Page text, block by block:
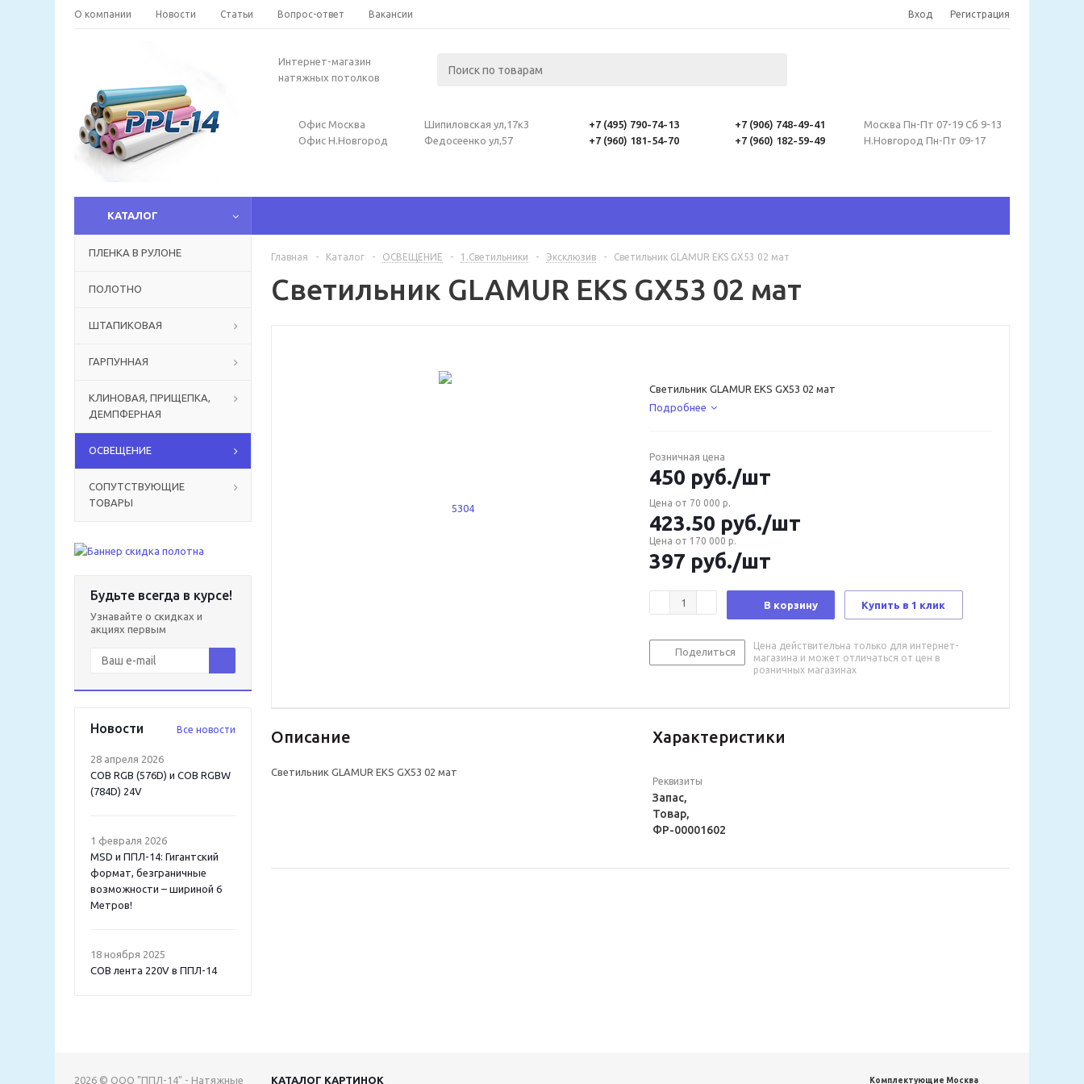
О компании Новости Статьи Вопрос-ответ Вакансии Вход Регистрация
Интернет-магазин
натяжных потолков
Офис Москва
Офис Н.Новгород
Шипиловская ул,17к3
Федосеенко ул,57
+7 (495) 790-74-13
+7 (960) 181-54-70
+7 (906) 748-49-41
+7 (960) 182-59-49
Москва Пн-Пт 07-19 Сб 9-13
Н.Новгород Пн-Пт 09-17
КАТАЛОГ
ПЛЕНКА В РУЛОНЕ
ПОЛОТНО
ШТАПИКОВАЯ
ГАРПУННАЯ
КЛИНОВАЯ, ПРИЩЕПКА,
ДЕМПФЕРНАЯ
ОСВЕЩЕНИЕ
СОПУТСТВУЮЩИЕ
ТОВАРЫ
Будьте всегда в курсе!
Узнавайте о скидках и
акциях первым
Новости Все новости
28 апреля 2026
COB RGB (576D) и COB RGBW
(784D) 24V
1 февраля 2026
MSD и ППЛ-14: Гигантский
формат, безграничные
возможности – шириной 6
Метров!
18 ноября 2025
COB лента 220V в ППЛ-14
Главная - Каталог - ОСВЕЩЕНИЕ - 1.Светильники - Эксклюзив - Светильник GLAMUR EKS GX53 02 мат
Светильник GLAMUR EKS GX53 02 мат
Светильник GLAMUR EKS GX53 02 мат
Подробнее
Розничная цена
450 руб./шт
Цена от 70 000 р.
423.50 руб./шт
Цена от 170 000 р.
397 руб./шт
В корзину Купить в 1 клик
Поделиться
Цена действительна только для интернет-
магазина и может отличаться от цен в
розничных магазинах
Описание
Светильник GLAMUR EKS GX53 02 мат
Характеристики
Реквизиты
Запас,
Товар,
ФР-00001602
2026 © ООО "ППЛ-14" - Натяжные КАТАЛОГ КАРТИНОК Комплектующие Москва